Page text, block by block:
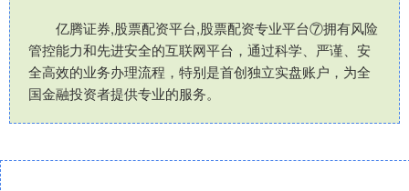
亿腾证券,股票配资平台,股票配资专业平台⑦拥有风险
管控能力和先进安全的互联网平台，通过科学、严谨、安
全高效的业务办理流程，特别是首创独立实盘账户，为全
国金融投资者提供专业的服务。